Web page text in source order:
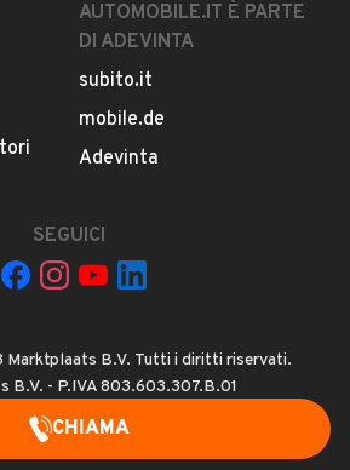
CHIAMA
AUTOMOBILE.IT È PARTE
DI ADEVINTA
subito.it
mobile.de
Adevinta
SEGUICI
B.V. Tutti i diritti riservati.
B.V. - P.IVA 803.603.307.B.01